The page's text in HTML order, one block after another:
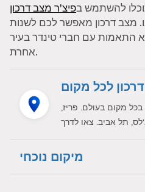
להשתמש בפיצ'ר מצב דרכון
מצב דרכון מאפשר לכם לשנות
התאמות עם חברי טינדר בעיר
אחרת.
דרכון לכל מקום
מקום בעולם. פריז,
מיקום נוכחי